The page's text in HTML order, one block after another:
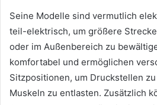
Seine Modelle sind vermutlich
teil-elektrisch, um größere
oder im Außenbereich zu
komfortabel und ermöglichen
Sitzpositionen, um Druckstellen
Muskeln zu entlasten. Zusätzlich